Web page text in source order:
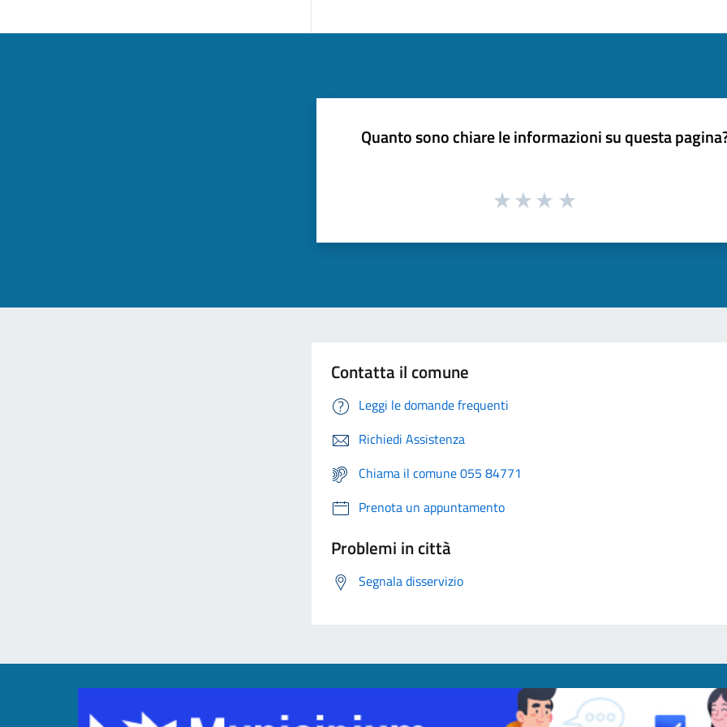
Quanto sono chiare le informazioni su questa
Contatta il comune
Leggi le domande frequenti
Richiedi Assistenza
Chiama il comune 055 84771
Prenota un appuntamento
Problemi in città
Segnala disservizio